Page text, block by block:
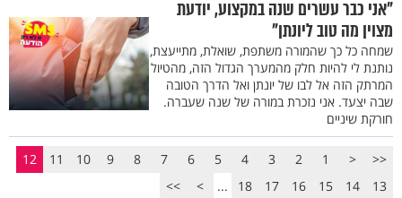
"אני כבר עשרים שנה במקצוע, יודעת
מצוין מה טוב ליונתן"
שמחה כל כך שהמורה משתפת, שואלת, מתייעצת,
נותנת לי להיות חלק מהמערך הגדול הזה, מהטיול
המרתק הזה אל לבו של יונתן ואל הדרך הטובה
שבה יצעד. אני נזכרת במורה של שנה שעברה.
חורקת שיניים
<<
<
1
2
3
4
5
6
7
8
9
10
11
12
13
14
15
16
17
18
...
>
>>